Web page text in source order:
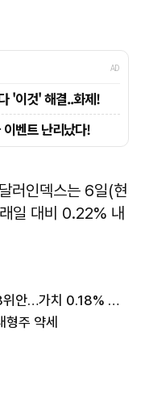
러인덱스는 6일(현
일 대비 0.22% 내
중국 위안화 고시환율(6일) 7.2098위안…가치 0.18% 하락
형주 약세